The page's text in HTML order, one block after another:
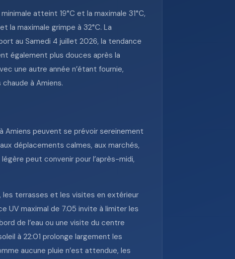
atteint 19°C et la maximale 31°C,
la maximale grimpe à 32°C. La
au Samedi 4 juillet 2026, la tendance
également plus douces après la
une autre année n’étant fournie,
à Amiens.
Amiens peuvent se prévoir sereinement
déplacements calmes, aux marchés,
peut convenir pour l’après-midi,
les terrasses et les visites en extérieur
UV maximal de 7.05 invite à limiter les
de l’eau ou une visite du centre
à 22:01 prolonge largement les
aucune pluie n’est attendue, les